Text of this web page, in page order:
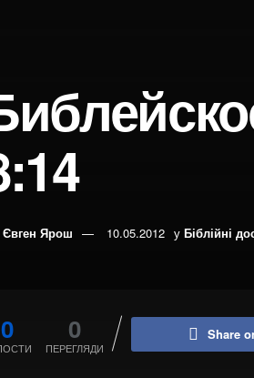
Євген Ярош 10.05.2012 у Біблійні
0 0
ПЕРЕГЛЯДИ
Share